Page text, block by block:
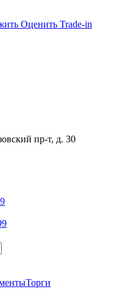
Оценить Trade-in
пр-т, д. 30
Торги